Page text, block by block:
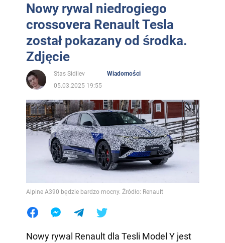
Nowy rywal niedrogiego
crossovera Renault Tesla
został pokazany od środka.
Zdjęcie
Stas Sidilev
Wiadomości
05.03.2025 19:55
Alpine A390 będzie bardzo mocny. Źródło: Renault
Nowy rywal Renault dla Tesli Model Y jest